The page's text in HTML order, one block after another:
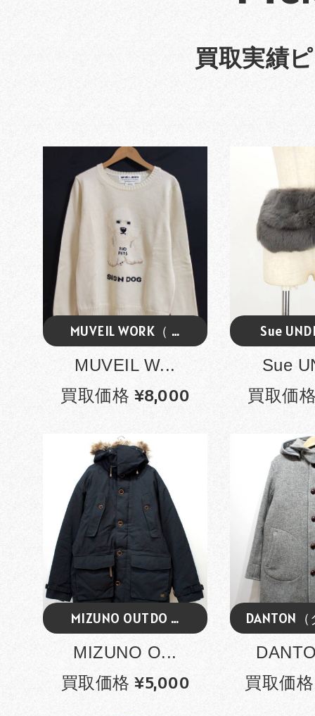
買取実績
MUVEIL WORK（ …
MUVEIL W...
買取価格 ¥8,000
Sue
Sue
買取価
MIZUNO OUTDO …
MIZUNO O...
買取価格 ¥5,000
DANTON
買取価